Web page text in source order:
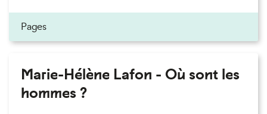
Pages
Marie-Hélène Lafon - Où sont les
hommes ?